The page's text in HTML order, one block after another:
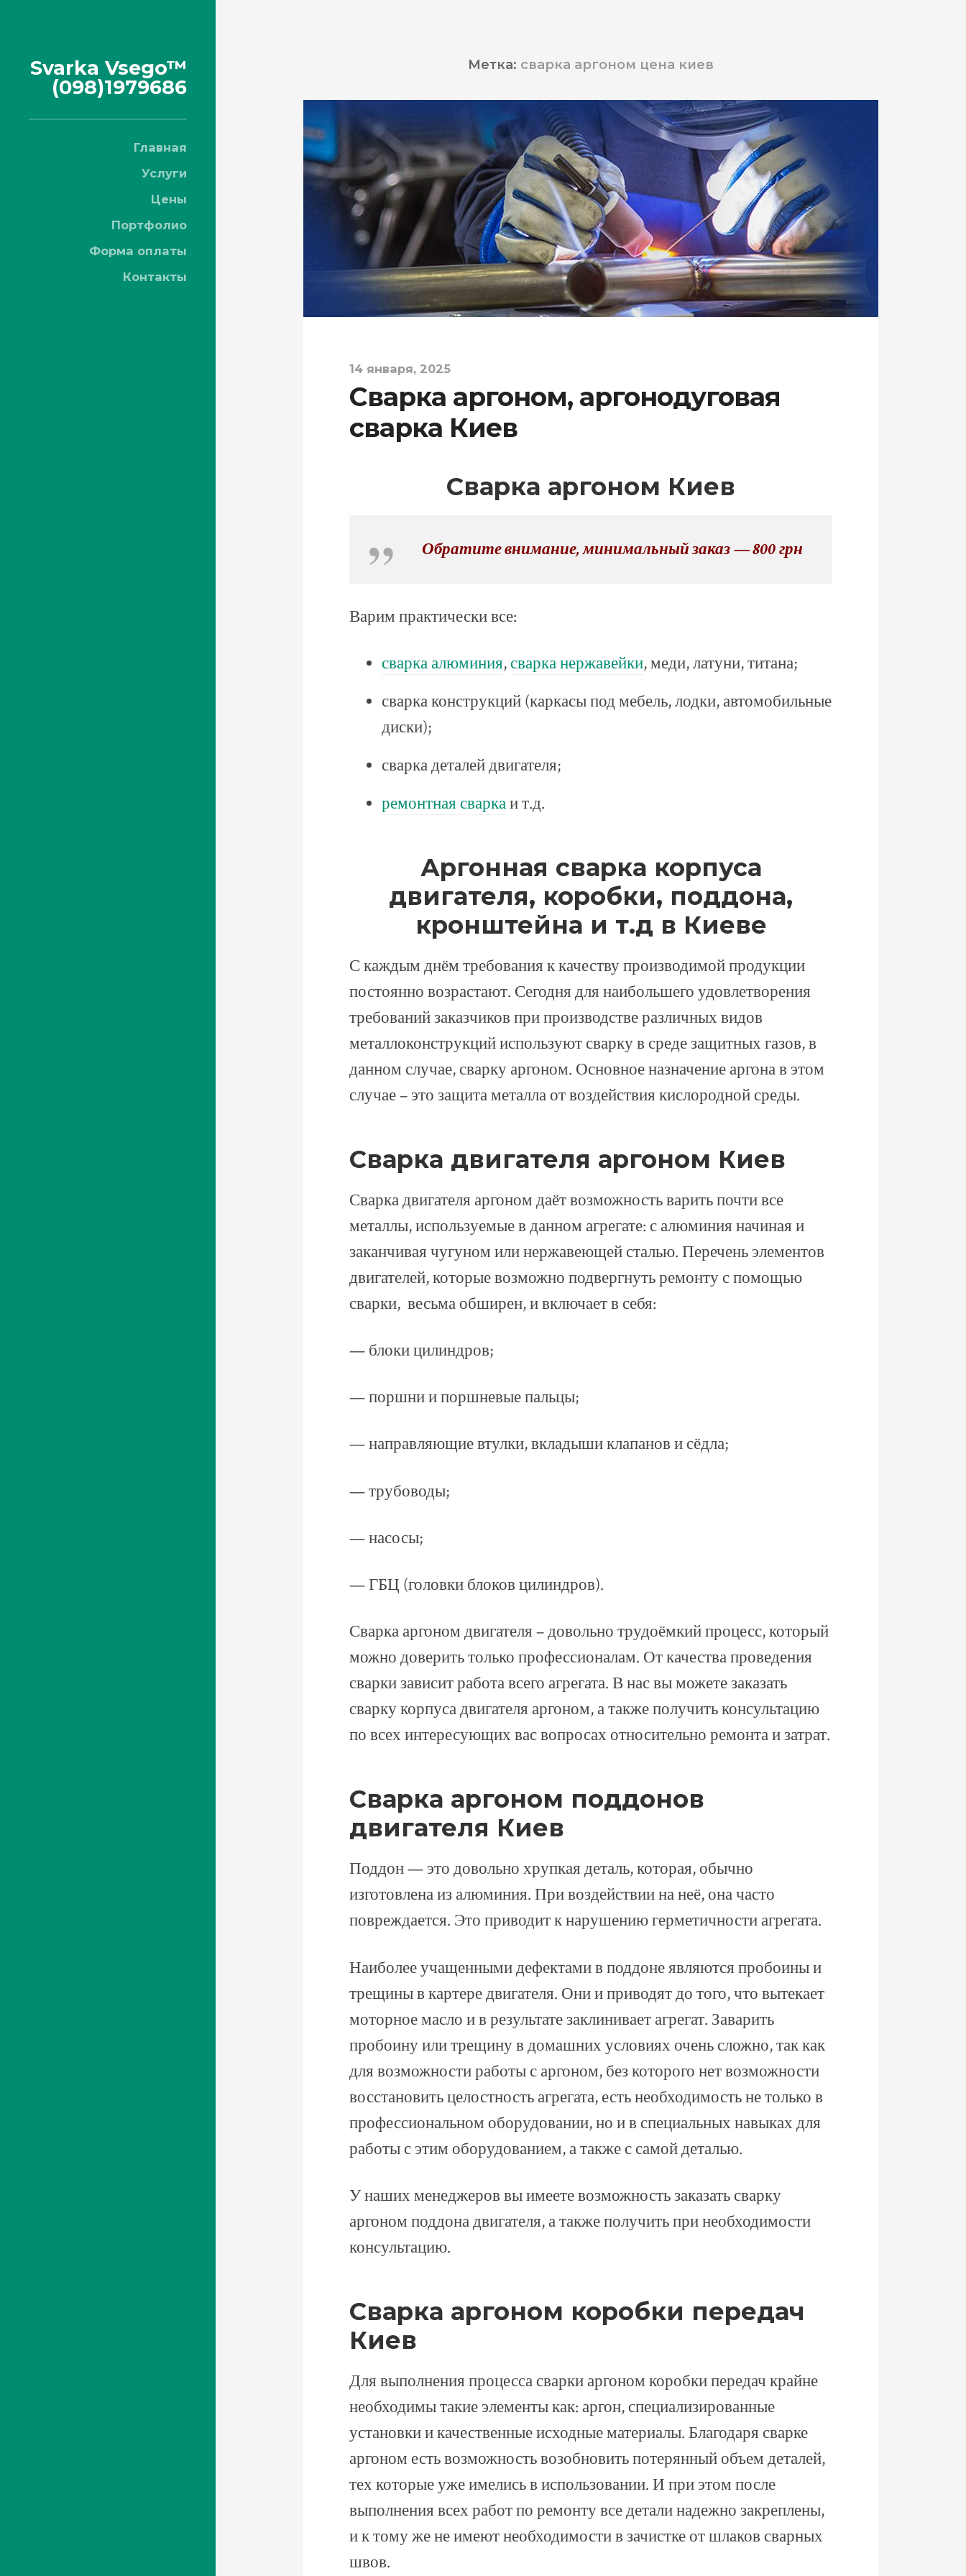
Svarka Vsego™
(098)1979686
Главная
Услуги
Цены
Портфолио
Форма оплаты
Контакты
Метка: сварка аргоном цена киев
14 января, 2025
Сварка аргоном, аргонодуговая
сварка Киев
Сварка аргоном Киев
Обратите внимание, минимальный заказ — 800 грн
Варим практически все:
сварка алюминия,сварка нержавейки, меди, латуни, титана;
сварка конструкций (каркасы под мебель, лодки, автомобильные
диски);
сварка деталей двигателя;
ремонтная сваркаи т.д.
Аргонная сварка корпуса
двигателя, коробки, поддона,
кронштейна и т.д в Киеве
С каждым днём требования к качеству производимой продукции
постоянно возрастают. Сегодня для наибольшего удовлетворения
требований заказчиков при производстве различных видов
металлоконструкций используют сварку в среде защитных газов, в
данном случае, сварку аргоном. Основное назначение аргона в этом
случае – это защита металла от воздействия кислородной среды.
Сварка двигателя аргоном Киев
Сварка двигателя аргоном даёт возможность варить почти все
металлы, используемые в данном агрегате: с алюминия начиная и
заканчивая чугуном или нержавеющей сталью. Перечень элементов
двигателей, которые возможно подвергнуть ремонту с помощью
сварки, весьма обширен, и включает в себя:
— блоки цилиндров;
— поршни и поршневые пальцы;
— направляющие втулки, вкладыши клапанов и сёдла;
— трубоводы;
— насосы;
— ГБЦ (головки блоков цилиндров).
Сварка аргоном двигателя – довольно трудоёмкий процесс, который
можно доверить только профессионалам. От качества проведения
сварки зависит работа всего агрегата. В нас вы можете заказать
сварку корпуса двигателя аргоном, а также получить консультацию
по всех интересующих вас вопросах относительно ремонта и затрат.
Сварка аргоном поддонов
двигателя Киев
Поддон — это довольно хрупкая деталь, которая, обычно
изготовлена из алюминия. При воздействии на неё, она часто
повреждается. Это приводит к нарушению герметичности агрегата.
Наиболее учащенными дефектами в поддоне являются пробоины и
трещины в картере двигателя. Они и приводят до того, что вытекает
моторное масло и в результате заклинивает агрегат. Заварить
пробоину или трещину в домашних условиях очень сложно, так как
для возможности работы с аргоном, без которого нет возможности
восстановить целостность агрегата, есть необходимость не только в
профессиональном оборудовании, но и в специальных навыках для
работы с этим оборудованием, а также с самой деталью.
У наших менеджеров вы имеете возможность заказать сварку
аргоном поддона двигателя, а также получить при необходимости
консультацию.
Сварка аргоном коробки передач
Киев
Для выполнения процесса сварки аргоном коробки передач крайне
необходимы такие элементы как: аргон, специализированные
установки и качественные исходные материалы. Благодаря сварке
аргоном есть возможность возобновить потерянный объем деталей,
тех которые уже имелись в использовании. И при этом после
выполнения всех работ по ремонту все детали надежно закреплены,
и к тому же не имеют необходимости в зачистке от шлаков сварных
швов.